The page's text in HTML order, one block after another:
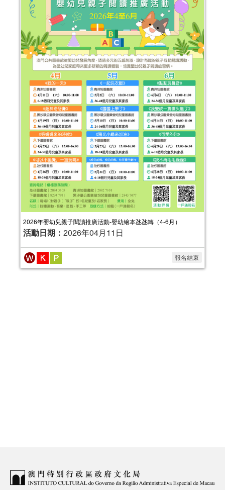
2026年嬰幼兒親子閱讀推廣活動-嬰幼繪本氹氹轉（4-6月）
活動日期： 2026年04月11日
報名結束